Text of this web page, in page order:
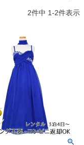
レディース
ウター
San
2件中 1-2件表示